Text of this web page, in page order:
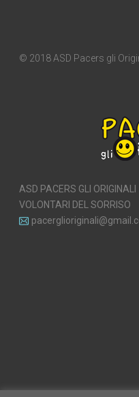
© 2018 ASD Pacers gli
ASD PACERS GLI ORIGINALI
VOLONTARI DEL SORRISO